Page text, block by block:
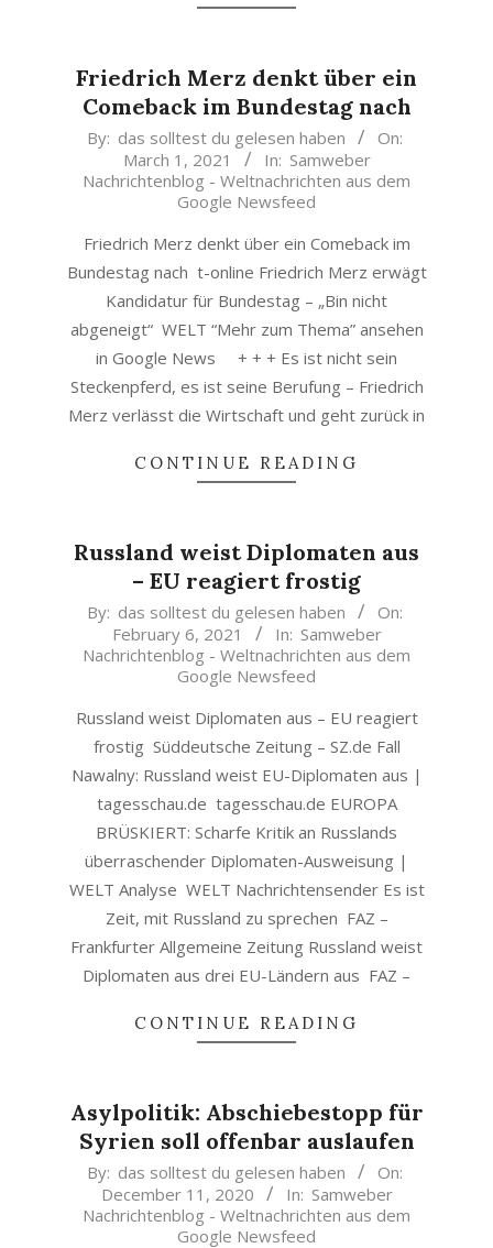
Friedrich Merz denkt über ein
Comeback im Bundestag nach
2021-
01
By: das solltest du gelesen haben
On:
March 1, 2021
In: Samweber
Nachrichtenblog - Weltnachrichten aus dem
Google Newsfeed
Friedrich Merz denkt über ein Comeback im
Bundestag nach t-online Friedrich Merz erwägt
Kandidatur für Bundestag – „Bin nicht
abgeneigt“ WELT “Mehr zum Thema” ansehen
in Google News + + + Es ist nicht sein
Steckenpferd, es ist seine Berufung – Friedrich
Merz verlässt die Wirtschaft und geht zurück in
CONTINUE READING
Russland weist Diplomaten aus
– EU reagiert frostig
2021-
06
By: das solltest du gelesen haben
On:
February 6, 2021
In: Samweber
Nachrichtenblog - Weltnachrichten aus dem
Google Newsfeed
Russland weist Diplomaten aus – EU reagiert
frostig Süddeutsche Zeitung – SZ.de Fall
Nawalny: Russland weist EU-Diplomaten aus |
tagesschau.de tagesschau.de EUROPA
BRÜSKIERT: Scharfe Kritik an Russlands
überraschender Diplomaten-Ausweisung |
WELT Analyse WELT Nachrichtensender Es ist
Zeit, mit Russland zu sprechen FAZ –
Frankfurter Allgemeine Zeitung Russland weist
Diplomaten aus drei EU-Ländern aus FAZ –
CONTINUE READING
Asylpolitik: Abschiebestopp für
Syrien soll offenbar auslaufen
2020-
11
By: das solltest du gelesen haben
On:
December 11, 2020
In: Samweber
Nachrichtenblog - Weltnachrichten aus dem
Google Newsfeed